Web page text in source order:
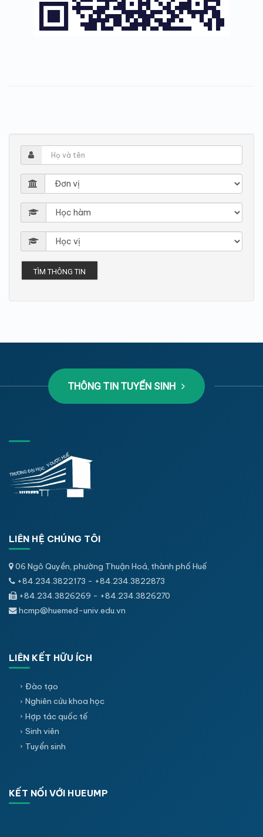
TÌM THÔNG TIN
THÔNG TIN TUYỂN SINH
LIÊN HỆ CHÚNG TÔI
06 Ngô Quyền, phường Thuận Hoá, thành phố Huế
+84.234.3822173 - +84.234.3822873
+84.234.3826269 - +84.234.3826270
hcmp@huemed-univ.edu.vn
LIÊN KẾT HỮU ÍCH
Đào tạo
Nghiên cứu khoa học
Hợp tác quốc tế
Sinh viên
Tuyển sinh
KẾT NỐI VỚI HUEUMP